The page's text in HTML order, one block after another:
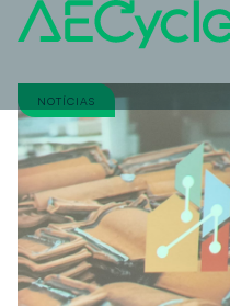
NOTÍCIAS